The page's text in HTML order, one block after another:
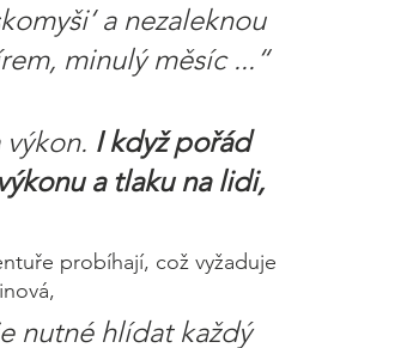
a nezaleknou
minulý měsíc ...“
I když pořád
a tlaku na lidi,
probíhají, což vyžaduje
nutné hlídat každý